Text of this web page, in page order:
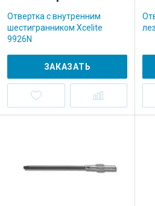
Отвертка с внутренним
шестигранником Xcelite
9926N
ЗАКАЗАТЬ